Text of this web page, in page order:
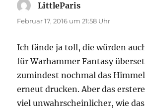
LittleParis
Februar 17, 2016 um 21:58 Uhr
Ich fände ja toll, die würden
für Warhammer Fantasy
zumindest nochmal das
erneut drucken. Aber das
viel unwahrscheinlicher, wie